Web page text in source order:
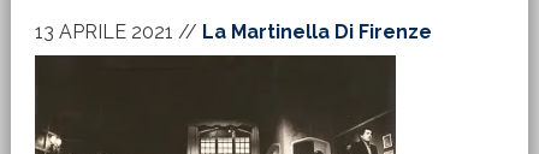
13 APRILE 2021 // La Martinella Di Firenze